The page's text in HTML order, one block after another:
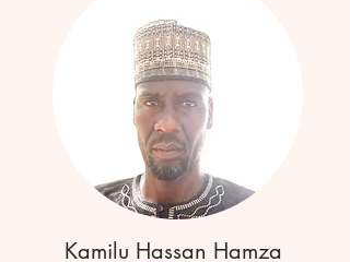
Kamilu Hassan Hamza